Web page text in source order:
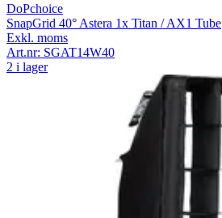
DoPchoice
SnapGrid 40° Astera 1x Titan / AX1 Tube
Exkl. moms
Art.nr: SGAT14W40
2 i lager